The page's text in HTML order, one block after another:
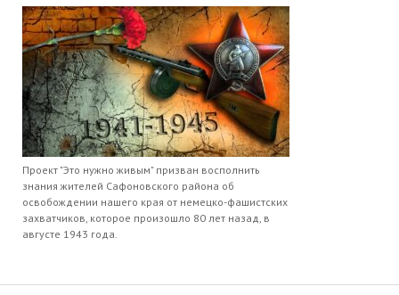
Проект "Это нужно живым" призван восполнить
знания жителей Сафоновского района об
освобождении нашего края от немецко-фашистских
захватчиков, которое произошло 80 лет назад, в
августе 1943 года.